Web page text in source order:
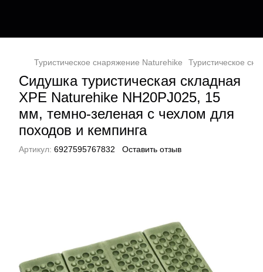
Туристическое снаряжение Naturehike Туристическое
Сидушка туристическая складная
XPE Naturehike NH20PJ025, 15
мм, темно-зеленая с чехлом для
походов и кемпинга
Артикул: 6927595767832 Оставить отзыв